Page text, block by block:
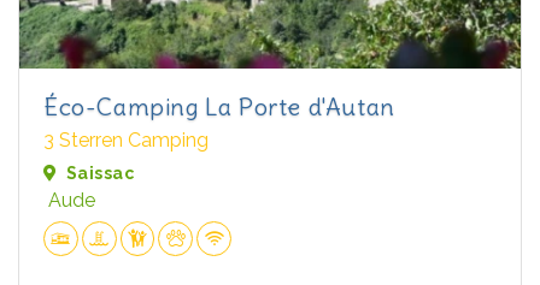
Éco-Camping La Porte d'Autan
3 Sterren Camping
Saissac
Aude